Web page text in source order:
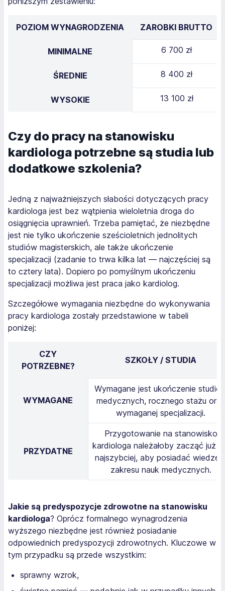
POZIOM WYNAGRODZENIA ZAROBKI BRUTTO
MINIMALNE 6 700 zł
ŚREDNIE 8 400 zł
WYSOKIE 13 100 zł
Czy do pracy na stanowisku
kardiologa potrzebne są studia lub
dodatkowe szkolenia?
Jedną z najważniejszych słabości dotyczących pracy
kardiologa jest bez wątpienia wieloletnia droga do
osiągnięcia uprawnień. Trzeba pamiętać, że niezbędne
jest nie tylko ukończenie sześcioletnich jednolitych
studiów magisterskich, ale także ukończenie
specjalizacji (zadanie to trwa kilka lat — najczęściej są
to cztery lata). Dopiero po pomyślnym ukończeniu
specjalizacji możliwa jest praca jako kardiolog.
Szczegółowe wymagania niezbędne do wykonywania
pracy kardiologa zostały przedstawione w tabeli
poniżej:
CZY
POTRZEBNE?
SZKOŁY / STUDIA
WYMAGANE
Wymagane jest ukończenie
medycznych, rocznego stażu oraz
wymaganej specjalizacji.
PRZYDATNE
Przygotowanie na stanowisko
kardiologa należałoby zacząć już
najszybciej, aby posiadać wiedzę
zakresu nauk medycznych.
Jakie są predyspozycje zdrowotne na stanowisku
kardiologa? Oprócz formalnego wynagrodzenia
wyższego niezbędne jest również posiadanie
odpowiednich predyspozycji zdrowotnych. Kluczowe w
tym przypadku są przede wszystkim:
sprawny wzrok,